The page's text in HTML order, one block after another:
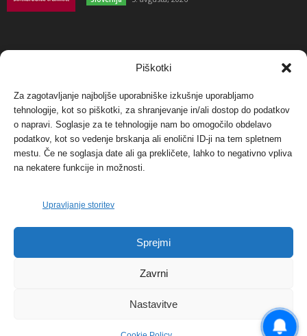
Piškotki
Za zagotavljanje najboljše uporabniške izkušnje uporabljamo
tehnologije, kot so piškotki, za shranjevanje in/ali dostop do podatkov
o napravi. Soglasje za te tehnologije nam bo omogočilo obdelavo
podatkov, kot so vedenje brskanja ali enolični ID-ji na tem spletnem
mestu. Če ne soglasja date ali ga prekličete, lahko to negativno vpliva
na nekatere funkcije in možnosti.
Upravljanje storitev
Sprejmi
Zavrni
Nastavitve
NAJBOLJ KOMENTIRANO
Protest proti vetrnim elektrarnam na Ojstrici, v
svetu pa vedno bolj...
Dogodki 12. maja, 2017
Tožilstvo v Celovcu v korist elektrarnam
Verbund
FOTO: Razstava cvetličarskega mojstra Andreja
Dogodki 27. novembra, 2017